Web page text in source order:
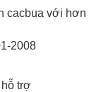
cacbua với hơn
2008
trợ